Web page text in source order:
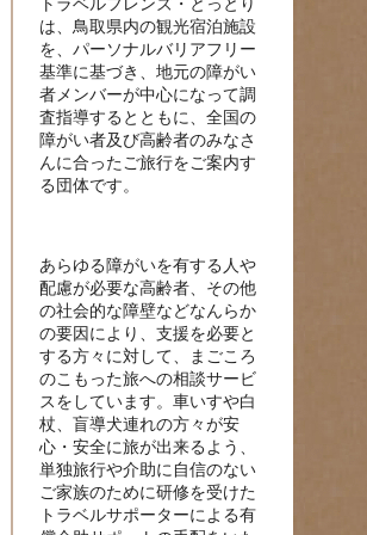
は、鳥取県内の観光宿泊施設
を、パーソナルバリアフリー
基準に基づき、地元の障がい
者メンバーが中心になって調
査指導するとともに、全国の
障がい者及び高齢者のみなさ
んに合ったご旅行をご案内す
る団体です。
あらゆる障がいを有する人や
配慮が必要な高齢者、その他
の社会的な障壁などなんらか
の要因により、支援を必要と
する方々に対して、まごころ
のこもった旅への相談サービ
スをしています。車いすや白
杖、盲導犬連れの方々が安
心・安全に旅が出来るよう、
単独旅行や介助に自信のない
ご家族のために研修を受けた
トラベルサポーターによる有